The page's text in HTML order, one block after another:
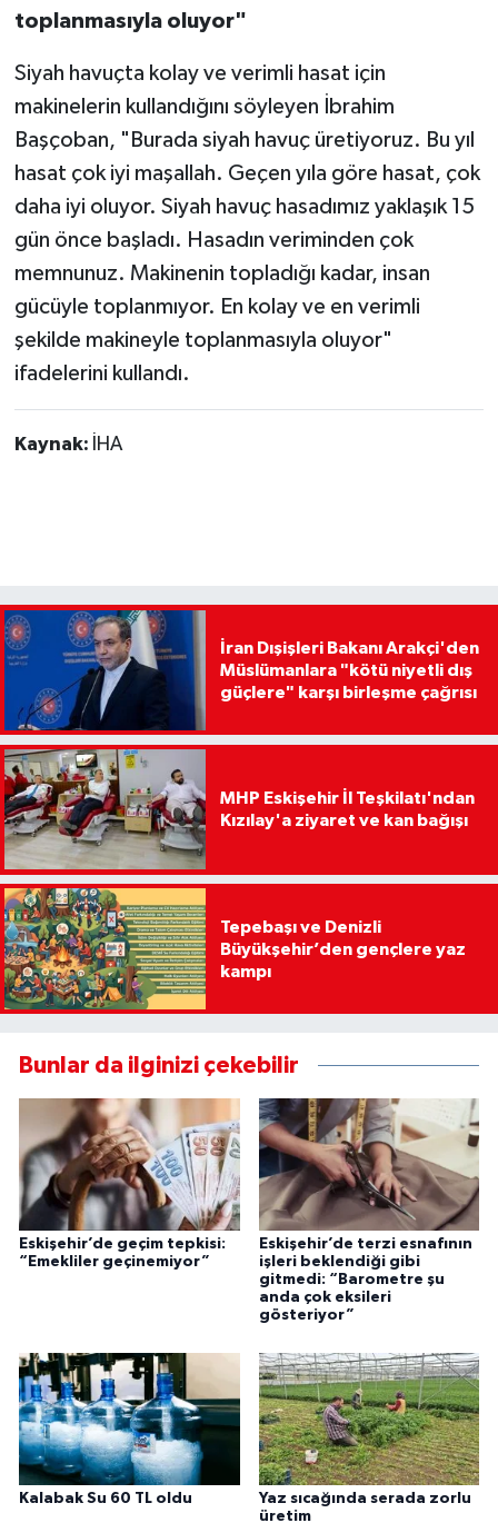
toplanmasıyla oluyor"
Siyah havuçta kolay ve verimli hasat için
makinelerin kullandığını söyleyen İbrahim
Başçoban, "Burada siyah havuç üretiyoruz. Bu yıl
hasat çok iyi maşallah. Geçen yıla göre hasat, çok
daha iyi oluyor. Siyah havuç hasadımız yaklaşık 15
gün önce başladı. Hasadın veriminden çok
memnunuz. Makinenin topladığı kadar, insan
gücüyle toplanmıyor. En kolay ve en verimli
şekilde makineyle toplanmasıyla oluyor"
ifadelerini kullandı.
Kaynak: İHA
İran Dışişleri Bakanı Arakçi'den
Müslümanlara "kötü niyetli dış
güçlere" karşı birleşme çağrısı
MHP Eskişehir İl Teşkilatı'ndan
Kızılay'a ziyaret ve kan bağışı
Tepebaşı ve Denizli
Büyükşehir’den gençlere yaz
kampı
Bunlar da ilginizi çekebilir
Eskişehir’de geçim tepkisi:
“Emekliler geçinemiyor”
Eskişehir’de terzi esnafının
işleri beklendiği gibi
gitmedi: “Barometre şu
anda çok eksileri
gösteriyor”
Kalabak Su 60 TL oldu
Yaz sıcağında serada zorlu
üretim